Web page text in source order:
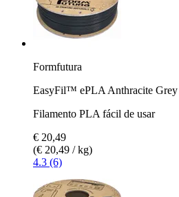
Formfutura
EasyFil™ ePLA Anthracite Grey
Filamento PLA fácil de usar
€ 20,49
(€ 20,49 / kg)
4.3 (6)